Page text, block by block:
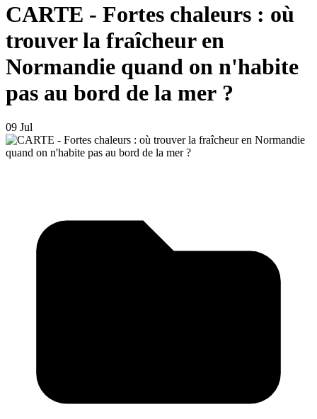
CARTE - Fortes chaleurs : où
trouver la fraîcheur en
Normandie quand on n'habite
pas au bord de la mer ?
09 Jul